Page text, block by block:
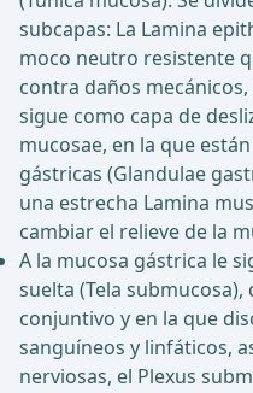
subcapas: La Lamina
moco neutro resistente
contra daños
sigue como capa de
mucosae, en la que
gástricas (Glandulae
una estrecha Lamina
cambiar el relieve de la
A la mucosa gástrica le
suelta (Tela
conjuntivo y en la que
sanguíneos y linfáticos,
nerviosas, el Plexus